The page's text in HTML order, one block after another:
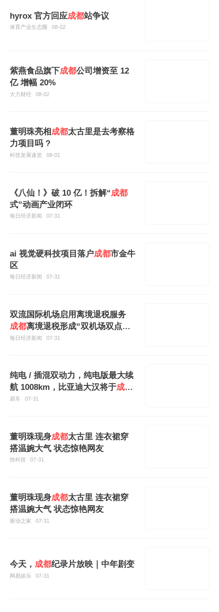
hyrox 官方回应成都站争议
体育产业生态圈 08-02
紫燕食品旗下成都公司增资至 12
亿 增幅 20%
大力财经 08-02
董明珠亮相成都太古里是去考察格
力项目吗 ?
科技发展速览 08-01
《八仙！》破 10 亿！拆解“成都
式”动画产业闭环
每日经济新闻 07-31
ai 视觉硬科技项目落户成都市金牛
区
每日经济新闻 07-31
双流国际机场启用离境退税服务
成都离境退税形成“双机场双点
位”服务
每日经济新闻 07-31
纯电 / 插混双动力，纯电版最大续
航 1008km，比亚迪大汉将于成都
车展亮相！
易车 07-31
董明珠现身成都太古里 连衣裙穿
搭温婉大气 状态惊艳网友
快科技 07-31
董明珠现身成都太古里 连衣裙穿
搭温婉大气 状态惊艳网友
驱动之家 07-31
今天， 成都纪录片放映｜中年剧变
网易娱乐 07-31